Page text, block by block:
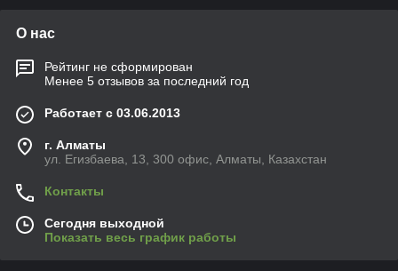
О нас
Рейтинг не сформирован
Менее 5 отзывов за последний год
Работает с 03.06.2013
г. Алматы
ул. Егизбаева, 13, 300 офис, Алматы, Казахстан
Контакты
Сегодня выходной
Показать весь график работы